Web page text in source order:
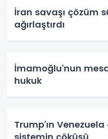
İran savaşı çözüm
ağırlaştırdı
İmamoğlu'nun
hukuk
Trump'ın